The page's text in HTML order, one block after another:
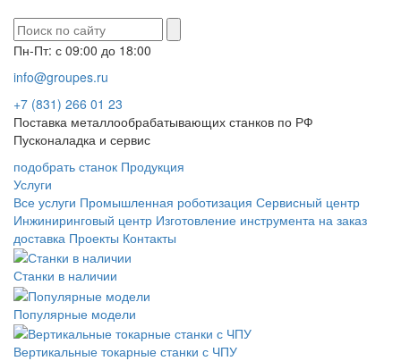
Пн-Пт: с 09:00 до 18:00
info@groupes.ru
+7 (831) 266 01 23
Поставка металлообрабатывающих станков по РФ
Пусконаладка и сервис
подобрать станок Продукция
Услуги
Все услуги Промышленная роботизация Сервисный центр
Инжиниринговый центр Изготовление инструмента на заказ
доставка Проекты Контакты
Станки в наличии
Популярные модели
Вертикальные токарные станки с ЧПУ